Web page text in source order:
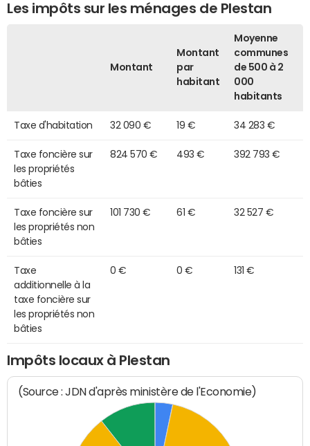
Les impôts sur les ménages de Plestan
Montant
Montant
par
habitant
Moyenne
communes
de 500 à 2
000
habitants
Taxe d'habitation 32 090 € 19 € 34 283 €
Taxe foncière sur
les propriétés
bâties
824 570 € 493 € 392 793 €
Taxe foncière sur
les propriétés non
bâties
101 730 € 61 € 32 527 €
Taxe
additionnelle à la
taxe foncière sur
les propriétés non
bâties
0 € 0 € 131 €
Impôts locaux à Plestan
(Source : JDN d'après ministère de l'Economie)